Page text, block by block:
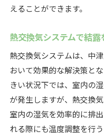
えることができます。
熱交換気システムで結露
熱交換気システムは、中
おいて効果的な解決策と
きい状況下では、室内の
が発生しますが、熱交換
室内の湿気を効率的に排
れる際にも温度調整を行